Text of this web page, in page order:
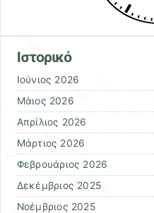
Ιστορικό
Ιούνιος 2026
Μάιος 2026
Απρίλιος 2026
Μάρτιος 2026
Φεβρουάριος 2026
Δεκέμβριος 2025
Νοέμβριος 2025